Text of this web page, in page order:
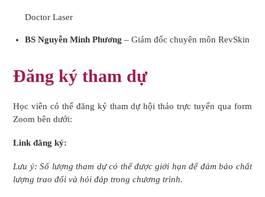
Doctor Laser
BS Nguyễn Minh Phương – Giám đốc chuyên môn RevSkin
Đăng ký tham dự
Học viên có thể đăng ký tham dự hội thảo trực tuyến qua form
Zoom bên dưới:
Link đăng ký:
Lưu ý: Số lượng tham dự có thể được giới hạn để đảm bảo chất
lượng trao đổi và hỏi đáp trong chương trình.